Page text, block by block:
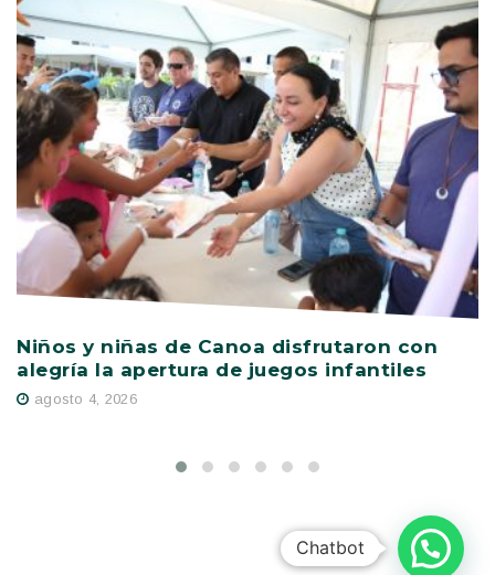
Niños y niñas de Canoa disfrutaron con
alegría la apertura de juegos infantiles
agosto 4, 2026
Chatbot